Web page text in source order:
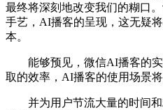
最终将深刻地改变我们的糊口
手艺，AI播客的呈现，这无疑
本。
能够预见，微信AI播客的实
取的效率，AI播客的使用场景
并为用户节流大量的时间和